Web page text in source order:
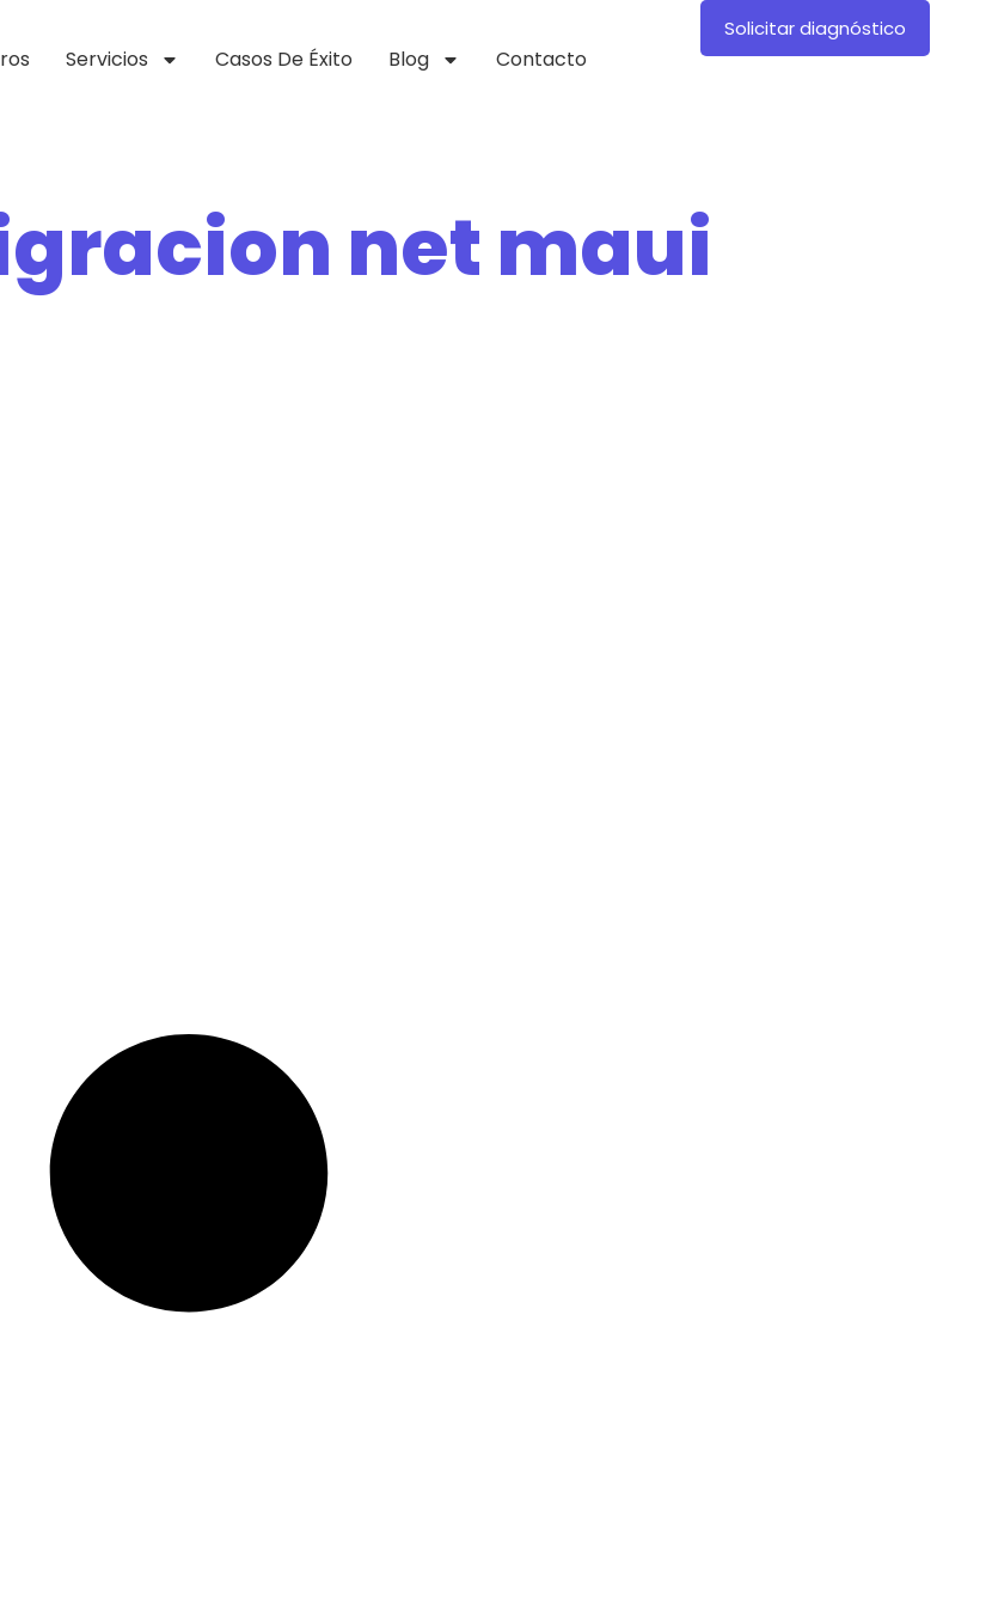
Servicios Casos De Éxito Blog Contacto
Solicitar diagnóstico
net maui